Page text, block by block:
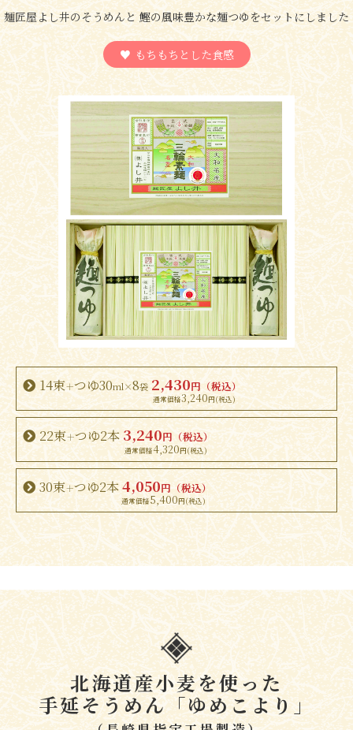
麺匠屋よし井のそうめんと 鰹の風味豊かな麺つゆをセットにしました
もちもちとした食感
14束＋つゆ30ml×8袋 2,430円（税込）
3,240
22束＋つゆ2本 3,240円（税込）
4,320
30束＋つゆ2本4,050円（税込）
5,400
北海道産小麦を使った
手延そうめん「ゆめこより」